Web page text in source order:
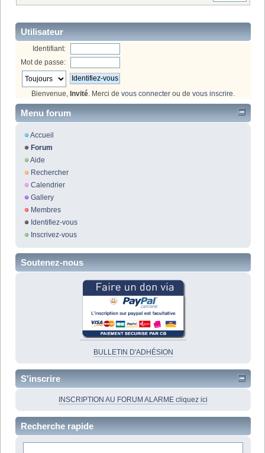
Utilisateur
Identifiant:
Mot de passe:
Bienvenue, Invité. Merci de vous connecter ou de vous inscrire.
Menu forum
Accueil
Forum
Aide
Rechercher
Calendrier
Gallery
Membres
Identifiez-vous
Inscrivez-vous
Soutenez-nous
BULLETIN D'ADHÉSION
S'inscrire
INSCRIPTION AU FORUM ALARME cliquez ici
Recherche rapide